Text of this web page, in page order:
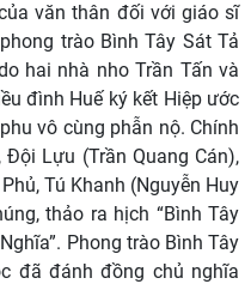
văn thân đối với giáo sĩ
trào Bình Tây Sát Tả
hai nhà nho Trần Tấn và
đình Huế ký kết Hiệp ước
vô cùng phẫn nộ. Chính
Lựu (Trần Quang Cán),
Tú Khanh (Nguyễn Huy
thảo ra hịch “Bình Tây
Phong trào Bình Tây
đã đánh đồng chủ nghĩa